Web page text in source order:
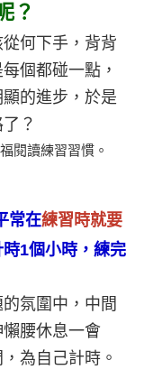
？
何下手，背背
個都碰一點，
的進步，於是
？
閱讀練習習慣。
常在練習時就要
時1個小時，練完
氛圍中，中間
腰休息一會
為自己計時。